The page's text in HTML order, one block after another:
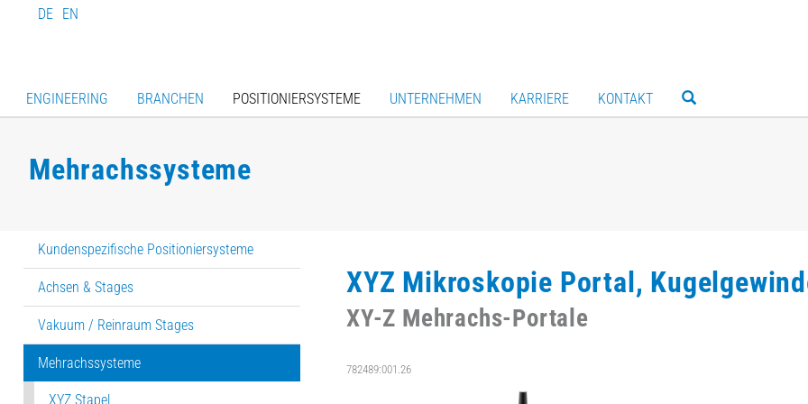
DE EN
ENGINEERING BRANCHEN POSITIONIERSYSTEME UNTERNEHMEN KARRIERE KONTAKT
Mehrachssysteme
Kundenspezifische Positioniersysteme
Achsen & Stages
Vakuum / Reinraum Stages
Mehrachssysteme
XYZ Stapel
XYZ Mikroskopie Portal,
XY-Z Mehrachs-Portale
782489:001.26